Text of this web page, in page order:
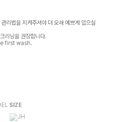
리법을 지켜주셔야 더 오래 예쁘게 입으실
리닝을 권장합니다.
first wash.
SIZE